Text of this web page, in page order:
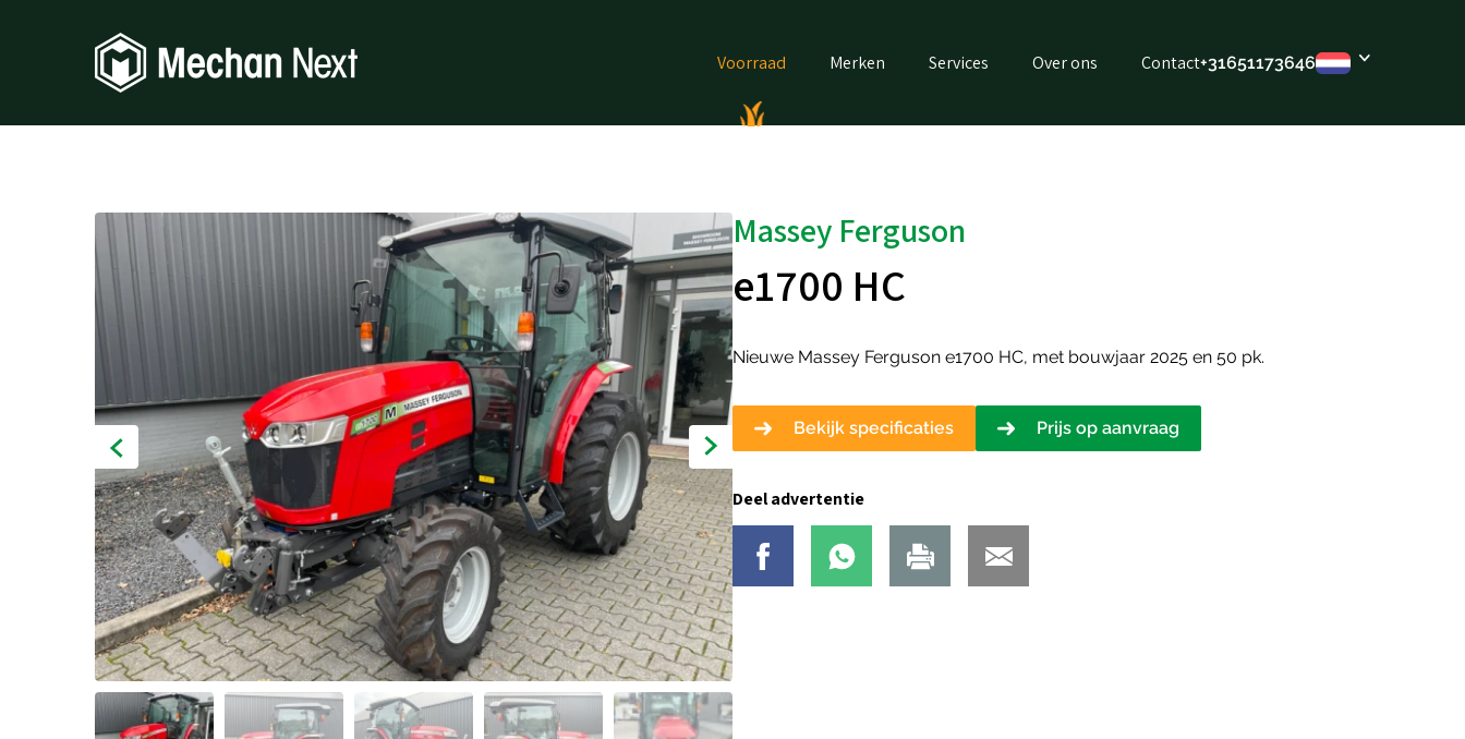
Voorraad Merken Services Over ons Contact+31651173646
Massey Ferguson
e1700 HC
Nieuwe Massey Ferguson e1700 HC, met bouwjaar 2025 en 50 pk.
Bekijk specificaties Prijs op aanvraag
Deel advertentie